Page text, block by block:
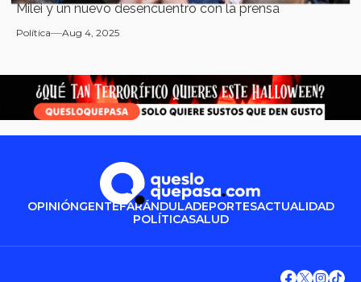
Milei y un nuevo desencuentro con la prensa
Política Aug 4, 2025
OPINIÓNGENTEFARÁNDULADEPORTESACTUALIDAD
POLÍTICASALUD